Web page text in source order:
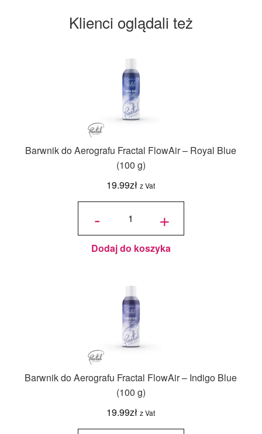
Klienci oglądali też
Barwnik do Aerografu Fractal FlowAir – Royal Blue
(100 g)
19.99zł z Vat
-
ilość
Aerografu
Fractal
FlowAir -
Royal
Blue (100
+
Dodaj do koszyka
Barwnik do Aerografu Fractal FlowAir – Indigo Blue
(100 g)
19.99zł z Vat
ilość